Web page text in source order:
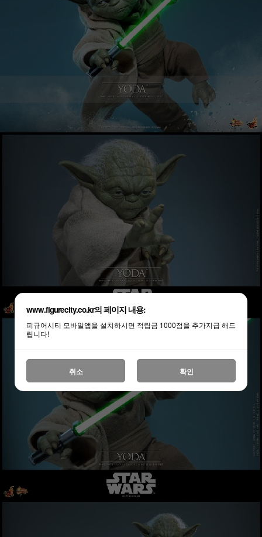
www.figurecity.co.kr의 페이지 내용:
피규어시티 모바일앱을 설치하시면 적립금 1000점을 추가지급 해드
립니다!
취소 확인